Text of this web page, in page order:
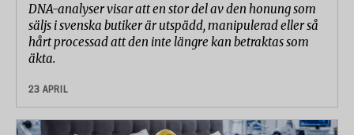
DNA-analyser visar att en stor del av den honung som
säljs i svenska butiker är utspädd, manipulerad eller så
hårt processad att den inte längre kan betraktas som
äkta.
23 APRIL